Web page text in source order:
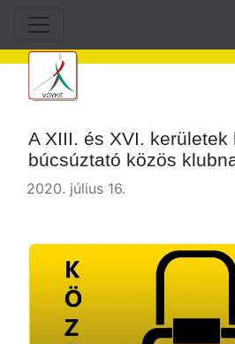
A XIII. és XVI. kerületek
búcsúztató közös
2020. július 16.